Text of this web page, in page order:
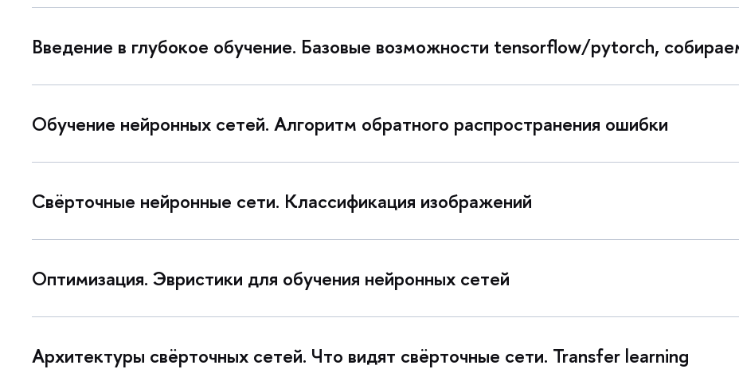
едение в глубокое обучение. Базовые возможности tensorflow/pytorch,
Обучение нейронных сетей. Алгоритм обратного распространения ошибки
Свёрточные нейронные сети. Классификация изображений
Оптимизация. Эвристики для обучения нейронных сетей
Архитектуры свёрточных сетей. Что видят свёрточные сети. Transfer learning